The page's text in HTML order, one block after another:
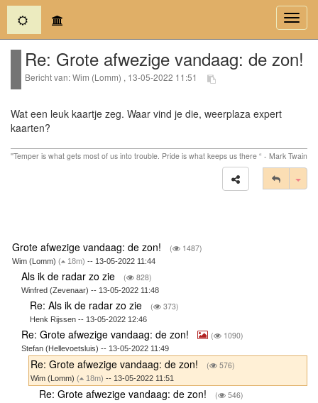
(current)
Re: Grote afwezige vandaag: de zon!
Bericht van: Wim (Lomm) , 13-05-2022 11:51
Wat een leuk kaartje zeg. Waar vind je die, weerplaza expert
kaarten?
''Temper is what gets most of us into trouble. Pride is what keeps us there “ - Mark Twain
Grote afwezige vandaag: de zon! ( 1487)
Wim (Lomm) ( 18m) -- 13-05-2022 11:44
Als ik de radar zo zie ( 828)
Winfred (Zevenaar) -- 13-05-2022 11:48
Re: Als ik de radar zo zie ( 373)
Henk Rijssen -- 13-05-2022 12:46
Re: Grote afwezige vandaag: de zon! ( 1090)
Stefan (Hellevoetsluis) -- 13-05-2022 11:49
Re: Grote afwezige vandaag: de zon! ( 576)
Wim (Lomm)( 18m) -- 13-05-2022 11:51
Re: Grote afwezige vandaag: de zon! ( 546)